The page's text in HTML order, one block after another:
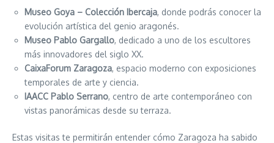
Museo Goya – Colección Ibercaja, donde podrás conocer la
evolución artística del genio aragonés.
Museo Pablo Gargallo, dedicado a uno de los escultores
más innovadores del siglo XX.
CaixaForum Zaragoza, espacio moderno con exposiciones
temporales de arte y ciencia.
IAACC Pablo Serrano, centro de arte contemporáneo con
vistas panorámicas desde su terraza.
Estas visitas te permitirán entender cómo Zaragoza ha sabido